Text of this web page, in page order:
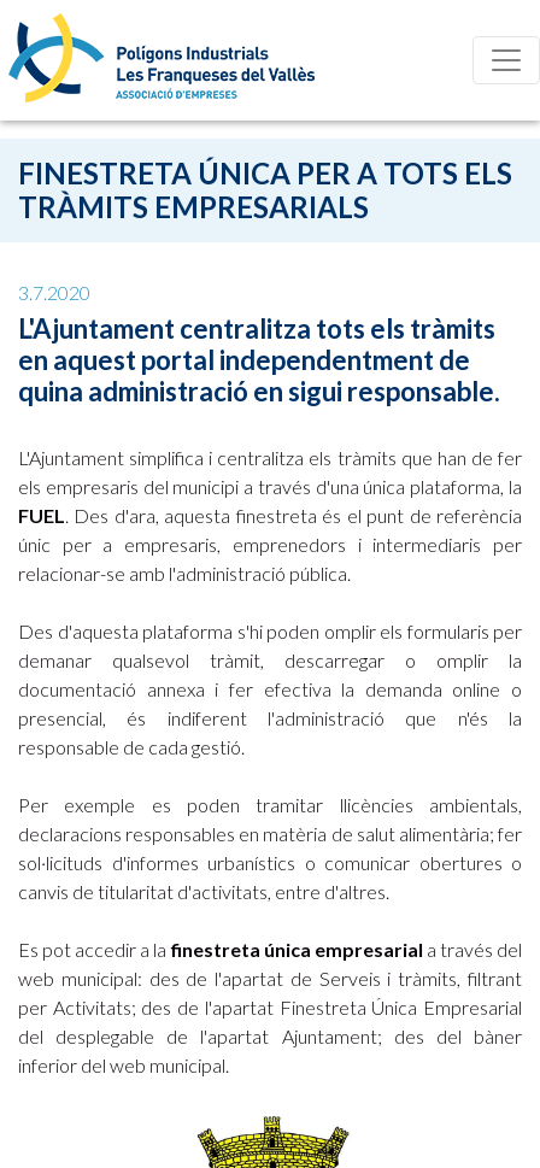
FINESTRETA ÚNICA PER A TOTS ELS
TRÀMITS EMPRESARIALS
3.7.2020
L'Ajuntament centralitza tots els tràmits
en aquest portal independentment de
quina administració en sigui responsable.
L'Ajuntament simplifica i centralitza els tràmits que han de fer
els empresaris del municipi a través d'una única plataforma, la
FUEL. Des d'ara, aquesta finestreta és el punt de referència
únic per a empresaris, emprenedors i intermediaris per
relacionar-se amb l'administració pública.
Des d'aquesta plataforma s'hi poden omplir els formularis per
demanar qualsevol tràmit, descarregar o omplir la
documentació annexa i fer efectiva la demanda online o
presencial, és indiferent l'administració que n'és la
responsable de cada gestió.
Per exemple es poden tramitar llicències ambientals,
declaracions responsables en matèria de salut alimentària; fer
sol·licituds d'informes urbanístics o comunicar obertures o
canvis de titularitat d'activitats, entre d'altres.
Es pot accedir a lafinestreta única empresarial a través del
web municipal: des de l'apartat de Serveis i tràmits, filtrant
per Activitats; des de l'apartat Finestreta Única Empresarial
del desplegable de l'apartat Ajuntament; des del bàner
inferior del web municipal.